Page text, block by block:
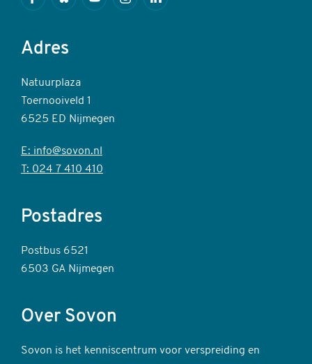
FacebookBlueskyYoutubeInstagramLinkedin
Adres
Natuurplaza
Toernooiveld 1
6525 ED Nijmegen
E: info@sovon.nl
T: 024 7 410 410
Postadres
Postbus 6521
6503 GA Nijmegen
Over Sovon
Sovon is het kenniscentrum voor verspreiding en